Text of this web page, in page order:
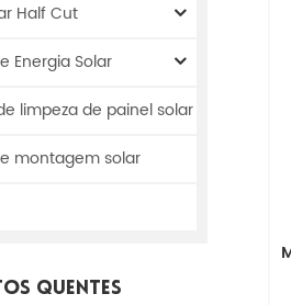
Half Cut
Energia Solar
limpeza de painel solar
montagem solar
Quentes